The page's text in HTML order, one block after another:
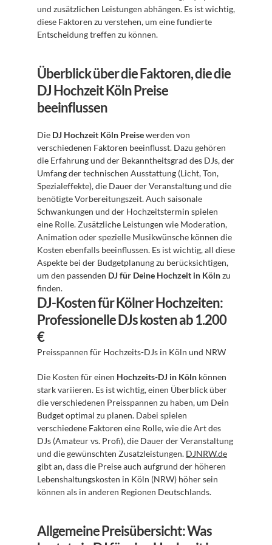
und zusätzlichen Leistungen abhängen. Es ist wichtig,
diese Faktoren zu verstehen, um eine fundierte
Entscheidung treffen zu können.
Überblick über die Faktoren, die die
DJ Hochzeit Köln Preise
beeinflussen
Die DJ Hochzeit Köln Preise werden von
verschiedenen Faktoren beeinflusst. Dazu gehören
die Erfahrung und der Bekanntheitsgrad des DJs, der
Umfang der technischen Ausstattung (Licht, Ton,
Spezialeffekte), die Dauer der Veranstaltung und die
benötigte Vorbereitungszeit. Auch saisonale
Schwankungen und der Hochzeitstermin spielen
eine Rolle. Zusätzliche Leistungen wie Moderation,
Animation oder spezielle Musikwünsche können die
Kosten ebenfalls beeinflussen. Es ist wichtig, all diese
Aspekte bei der Budgetplanung zu berücksichtigen,
um den passenden DJ für Deine Hochzeit in Köln zu
finden.
DJ-Kosten für Kölner Hochzeiten:
Professionelle DJs kosten ab 1.200
€
Preisspannen für Hochzeits-DJs in Köln und NRW
Die Kosten für einen Hochzeits-DJ in Köln können
stark variieren. Es ist wichtig, einen Überblick über
die verschiedenen Preisspannen zu haben, um Dein
Budget optimal zu planen. Dabei spielen
verschiedene Faktoren eine Rolle, wie die Art des
DJs (Amateur vs. Profi), die Dauer der Veranstaltung
und die gewünschten Zusatzleistungen. DJNRW.de
gibt an, dass die Preise auch aufgrund der höheren
Lebenshaltungskosten in Köln (NRW) höher sein
können als in anderen Regionen Deutschlands.
Allgemeine Preisübersicht: Was